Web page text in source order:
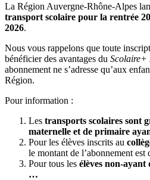
La Région Auvergne-Rhône-Alpes
transport scolaire pour la rentrée
2026.
Nous vous rappelons que toute
bénéficier des avantages du Scolaire+
abonnement ne s’adresse qu’aux
Région.
Pour information :
Les transports scolaires sont
maternelle et de primaire
Pour les élèves inscrits au
le montant de l’abonnement est
Pour tous les élèves non-
…